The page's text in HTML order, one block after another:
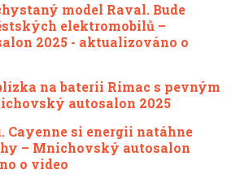
model Raval. Bude
elektromobilů –
2025 - aktualizováno o
na baterii Rimac s pevným
autosalon 2025
Cayenne si energii natáhne
– Mnichovský autosalon
o video